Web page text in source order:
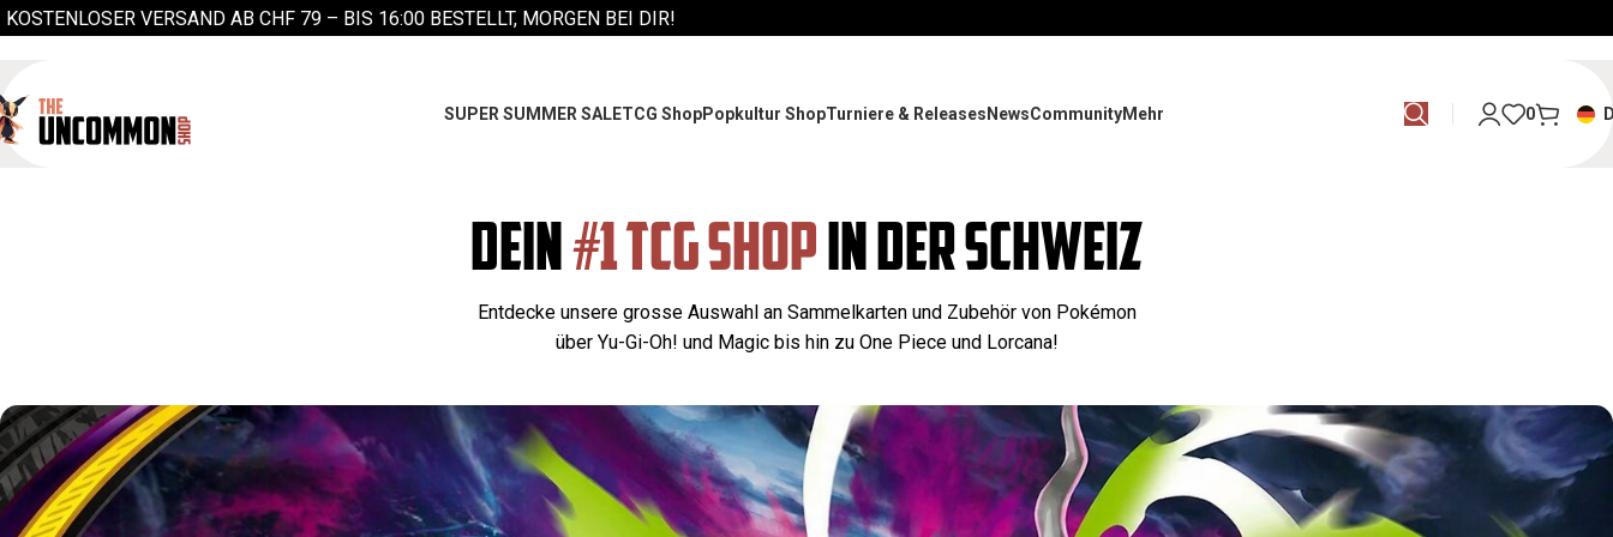
KOSTENLOSER VERSAND AB CHF 79 – BIS 16:00 BESTELLT, MORGEN BEI DIR!
SUPER SUMMER SALETCG ShopPopkultur ShopTurniere & ReleasesNewsCommunityMehr 0
DEIN#1 TCG SHOPIN DER SCHWEIZ
Entdecke unsere grosse Auswahl an Sammelkarten und Zubehör von Pokémon
über Yu-Gi-Oh! und Magic bis hin zu One Piece und Lorcana!